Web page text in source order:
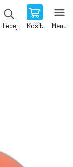
Hledej Košík Menu